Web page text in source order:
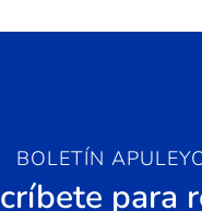
BOLETÍN
para